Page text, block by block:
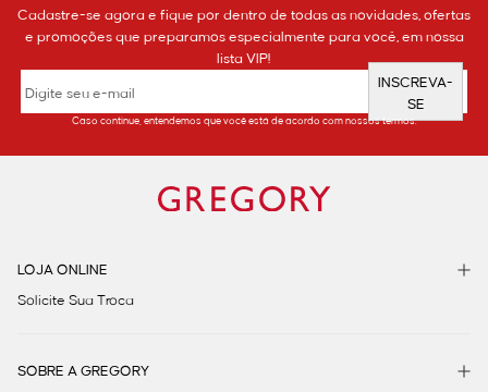
Cadastre-se agora e fique por dentro de todas as novidades, ofertas
e promoções que preparamos especialmente para você, em nossa
lista VIP!
INSCREVA-
SE
Caso continue, entendemos que você está de acordo com nossos termos.
LOJA ONLINE
Solicite Sua Troca
SOBRE A GREGORY